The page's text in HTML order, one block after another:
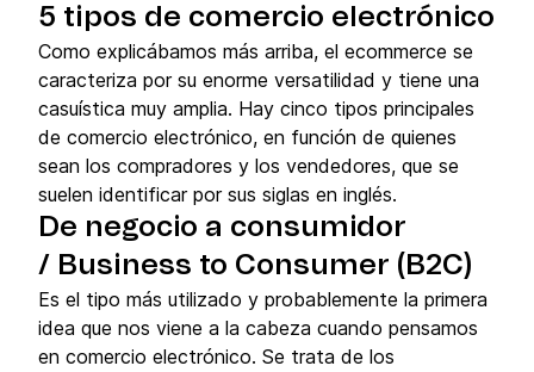
5 tipos de comercio electrónico
Como explicábamos más arriba, el ecommerce se
caracteriza por su enorme versatilidad y tiene una
casuística muy amplia. Hay cinco tipos principales
de comercio electrónico, en función de quienes
sean los compradores y los vendedores, que se
suelen identificar por sus siglas en inglés.
De negocio a consumidor
/ Business to Consumer (B2C)
Es el tipo más utilizado y probablemente la primera
idea que nos viene a la cabeza cuando pensamos
en comercio electrónico. Se trata de los